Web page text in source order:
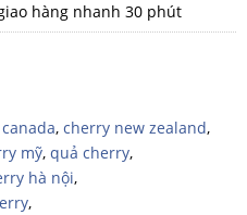
hàng nhanh 30 phút
, cherry new zealand,
mỹ, quả cherry,
hà nội,
,